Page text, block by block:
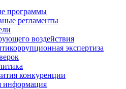
программы
регламенты
воздействия
экспертиза
конкуренции
информация